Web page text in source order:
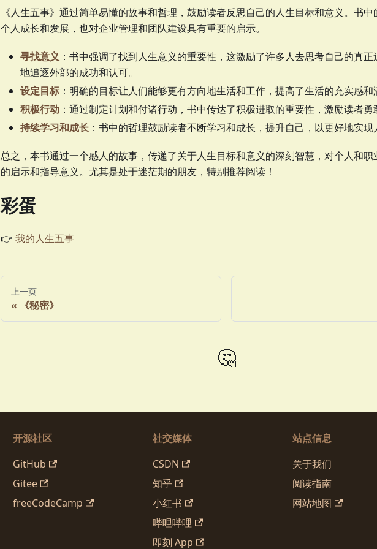
《人生五事》通过简单易懂的故事和哲理，鼓励读者反思自己的人生目标和意义。书
个人成长和发展，也对企业管理和团队建设具有重要的启示。
寻找意义 ：书中强调了找到人生意义的重要性，这激励了许多人去思考自己的真正
地追逐外部的成功和认可。
设定目标 ：明确的目标让人们能够更有方向地生活和工作，提高了生活的充实感和
积极行动 ：通过制定计划和付诸行动，书中传达了积极进取的重要性，激励读者勇
持续学习和成长 ：书中的哲理鼓励读者不断学习和成长，提升自己，以更好地实现
总之，本书通过一个感人的故事，传递了关于人生目标和意义的深刻智慧，对个人和
的启示和指导意义。尤其是处于迷茫期的朋友，特别推荐阅读！
彩蛋
👉️ 我的人生五事
上一页
《秘密》
🤔
开源社区
GitHub
Gitee
freeCodeCamp
社交媒体
CSDN
知乎
小红书
哔哩哔哩
即刻 App
站点信息
关于我们
阅读指南
网站地图